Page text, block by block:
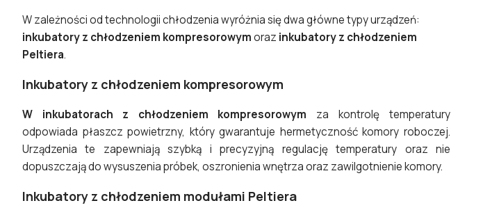
W zależności od technologii chłodzenia wyróżnia się dwa główne typy urządzeń:
inkubatory z chłodzeniem kompresorowymoraz inkubatory z chłodzeniem
Peltiera.
Inkubatory z chłodzeniem kompresorowym
W inkubatorach z chłodzeniem kompresorowym za kontrolę temperatury
odpowiada płaszcz powietrzny, który gwarantuje hermetyczność komory roboczej.
Urządzenia te zapewniają szybką i precyzyjną regulację temperatury oraz nie
dopuszczają do wysuszenia próbek, oszronienia wnętrza oraz zawilgotnienie komory.
Inkubatory z chłodzeniem modułami Peltiera